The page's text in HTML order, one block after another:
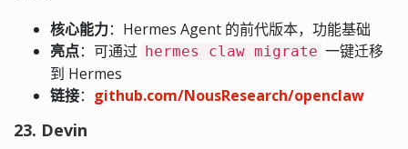
核心能力：Hermes Agent 的前代版本，功能基础
亮点：可通过 hermes claw migrate 一键迁移
到 Hermes
链接： github.com/NousResearch/openclaw
23. Devin